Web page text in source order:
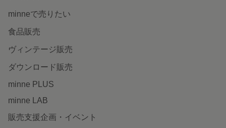
minneで売りたい
食品販売
ヴィンテージ販売
ダウンロード販売
minne PLUS
minne LAB
販売支援企画・イベント